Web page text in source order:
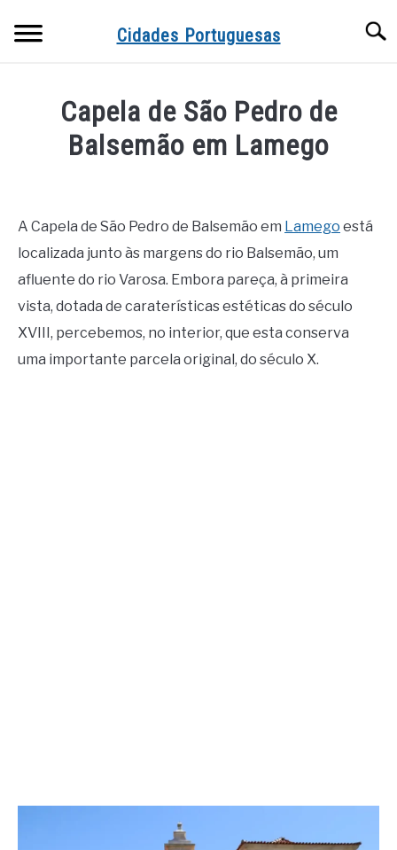
Cidades Portuguesas
Capela de São Pedro de
Balsemão em Lamego
Pinto
in
e
Santuários
A Capela de São Pedro de Balsemão em Lamego está
localizada junto às margens do rio Balsemão, um
afluente do rio Varosa. Embora pareça, à primeira
vista, dotada de caraterísticas estéticas do século
XVIII, percebemos, no interior, que esta conserva
uma importante parcela original, do século X.